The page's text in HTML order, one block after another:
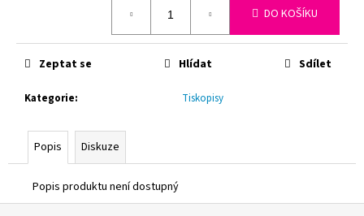
DO KOŠÍKU
Kategorie: Tiskopisy
Zeptat se Hlídat Sdílet
Popis Diskuze
Popis produktu není dostupný
D
p
č
j